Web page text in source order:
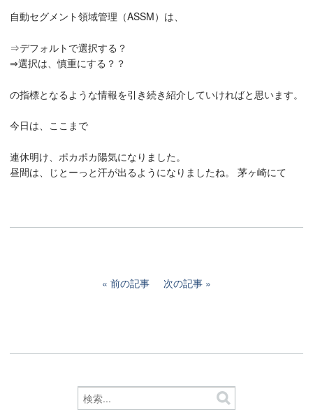
自動セグメント領域管理（ASSM）は、
⇒デフォルトで選択する？
⇒選択は、慎重にする？？
の指標となるような情報を引き続き紹介していければと思います。
今日は、ここまで
連休明け、ポカポカ陽気になりました。
昼間は、じとーっと汗が出るようになりましたね。 茅ヶ崎にて
前の記事 次の記事